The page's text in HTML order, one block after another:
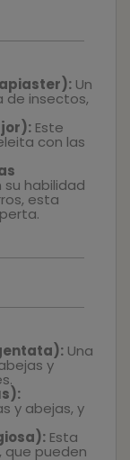
Un
de insectos,
Este
con las
su habilidad
esta
Una
y
y abejas, y
Esta
que pueden